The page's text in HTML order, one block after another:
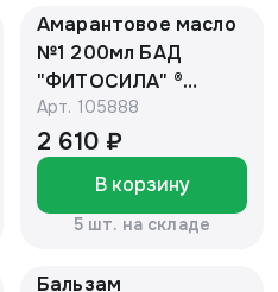
Амарантовое масло
№1 200мл БАД
"ФИТОСИЛА" ®
(Черное)
Арт. 105888
2 610 ₽
В корзину
5 шт. на складе
Бальзам